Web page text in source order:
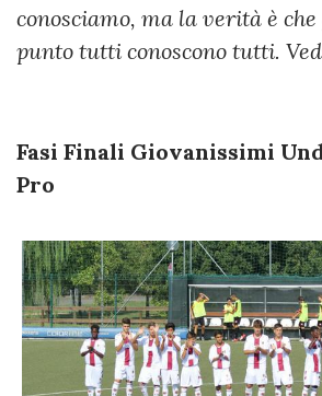
conosciamo, ma la verità è
punto tutti conoscono tutti.
Fasi Finali Giovanissimi
Pro